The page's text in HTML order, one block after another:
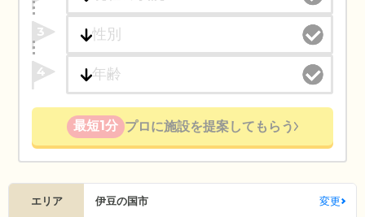
3
4
最短1分 プロに施設を提案してもらう
エリア 伊豆の国市 変更